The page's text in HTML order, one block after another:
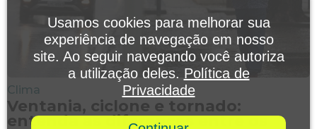
Clima
Ventania, ciclone e tornado:
entenda as diferenças entre os
Usamos cookies para melhorar sua
experiência de navegação em nosso
site. Ao seguir navegando você autoriza
a utilização deles. Política de
Privacidade